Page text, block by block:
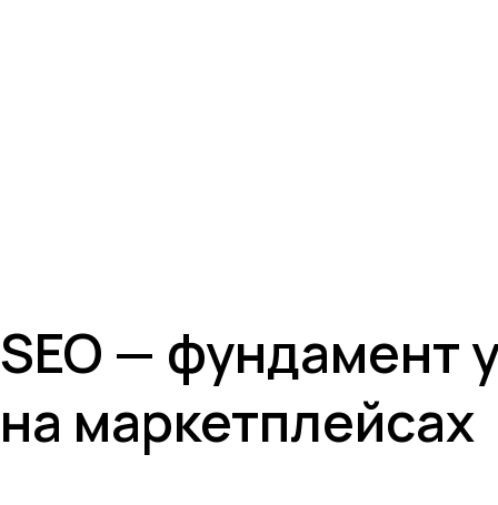
SEO — фундамент
на маркетплейсах